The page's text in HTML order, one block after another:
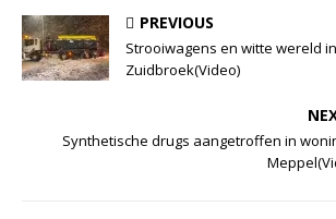
PREVIOUS
Strooiwagens en witte wereld
Zuidbroek(Video)
Synthetische drugs aangetroffen in